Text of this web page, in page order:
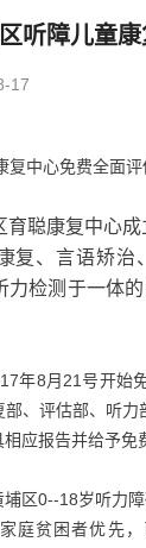
听障儿童
17
复中心免费全面评
育聪康复中心
复、言语矫治
力检测于一体
8月21号开始免
、评估部、听
应报告并给予免
区0--18岁听力
庭贫困者优先